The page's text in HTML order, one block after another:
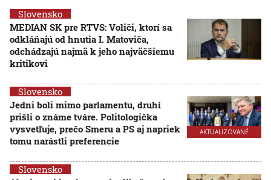
Slovensko
MEDIAN SK pre RTVS: Voliči, ktorí sa
odkláňajú od hnutia I. Matoviča,
odchádzajú najmä k jeho najväčšiemu
kritikovi
AKTUALIZOVANÉ
Slovensko
Jedni boli mimo parlamentu, druhí
prišli o známe tváre. Politologička
vysvetľuje, prečo Smeru a PS aj napriek
tomu narástli preferencie
Slovensko